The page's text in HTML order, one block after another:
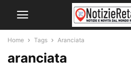
Home Tags Aranciata
aranciata